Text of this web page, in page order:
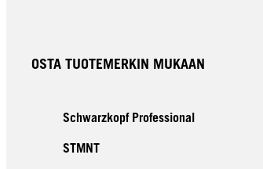
OSTA TUOTEMERKIN MUKAAN
Schwarzkopf Professional
STMNT